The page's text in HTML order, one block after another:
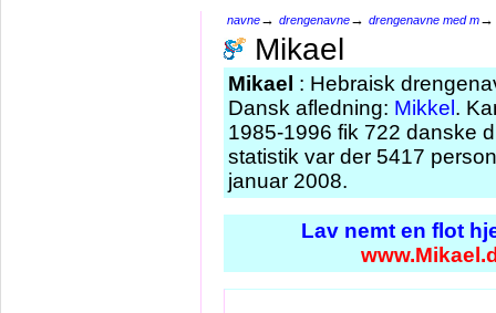
navne→ drengenavne→ drengenavne med m
Mikael
Mikael : Hebraisk
Dansk afledning: Mikkel .
1985-1996 fik 722 danske
statistik var der 5417
januar 2008.
Lav nemt en flot